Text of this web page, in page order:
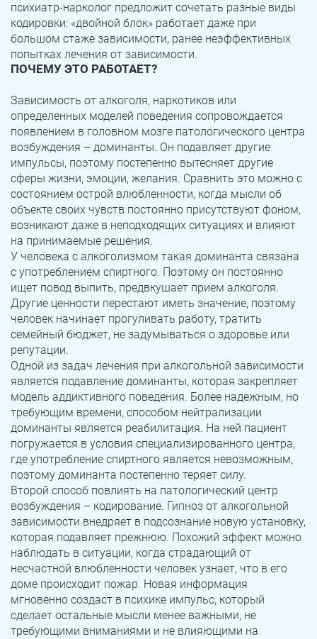
психиатр-нарколог предложит сочетать разные виды
кодировки: «двойной блок» работает даже при
большом стаже зависимости, ранее неэффективных
попытках лечения от зависимости.
ПОЧЕМУ ЭТО РАБОТАЕТ?
Зависимость от алкоголя, наркотиков или
определенных моделей поведения сопровождается
появлением в головном мозге патологического центра
возбуждения – доминанты. Он подавляет другие
импульсы, поэтому постепенно вытесняет другие
сферы жизни, эмоции, желания. Сравнить это можно с
состоянием острой влюбленности, когда мысли об
объекте своих чувств постоянно присутствуют фоном,
возникают даже в неподходящих ситуациях и влияют
на принимаемые решения.
У человека с алкоголизмом такая доминанта связана
с употреблением спиртного. Поэтому он постоянно
ищет повод выпить, предвкушает прием алкоголя.
Другие ценности перестают иметь значение, поэтому
человек начинает прогуливать работу, тратить
семейный бюджет, не задумываться о здоровье или
репутации.
Одной из задач лечения при алкогольной зависимости
является подавление доминанты, которая закрепляет
модель аддиктивного поведения. Более надежным, но
требующим времени, способом нейтрализации
доминанты является реабилитация. На ней пациент
погружается в условия специализированного центра,
где употребление спиртного является невозможным,
поэтому доминанта постепенно теряет силу.
Второй способ повлиять на патологический центр
возбуждения – кодирование. Гипноз от алкогольной
зависимости внедряет в подсознание новую установку,
которая подавляет прежнюю. Похожий эффект можно
наблюдать в ситуации, когда страдающий от
несчастной влюбленности человек узнает, что в его
доме происходит пожар. Новая информация
мгновенно создаст в психике импульс, который
сделает остальные мысли менее важными, не
требующими вниманиями и не влияющими на